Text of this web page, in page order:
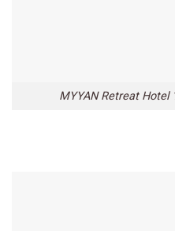
MYYAN Retreat Hotel